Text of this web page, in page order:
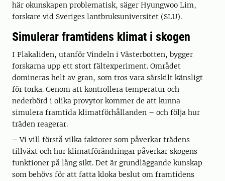
här okunskapen problematisk, säger Hyungwoo Lim,
forskare vid Sveriges lantbruksuniversitet (SLU).
Simulerar framtidens klimat i skogen
I Flakaliden, utanför Vindeln i Västerbotten, bygger
forskarna upp ett stort fältexperiment. Området
domineras helt av gran, som tros vara särskilt känsligt
för torka. Genom att kontrollera temperatur och
nederbörd i olika provytor kommer de att kunna
simulera framtida klimatförhållanden – och följa hur
träden reagerar.
– Vi vill förstå vilka faktorer som påverkar trädens
tillväxt och hur klimatförändringar påverkar skogens
funktioner på lång sikt. Det är grundläggande kunskap
som behövs för att fatta kloka beslut om framtidens